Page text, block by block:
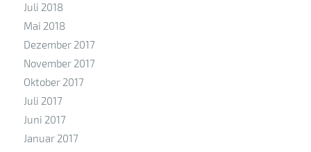
Juli 2018
Mai 2018
Dezember 2017
November 2017
Oktober 2017
Juli 2017
Juni 2017
Januar 2017